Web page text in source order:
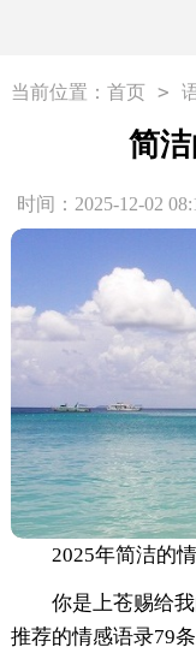
当前位置： 首页 >
简
时间：2025-12-02
2025年简洁的
你是上苍赐给
推荐的情感语录79条